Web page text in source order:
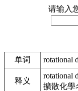
请输入
单词 rotational
释义
rotational
擴散化